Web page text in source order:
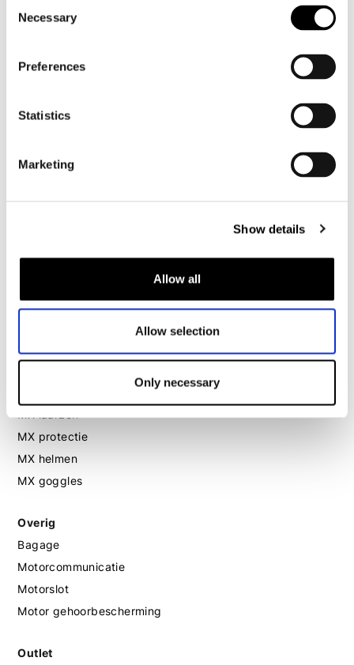
Selection
Necessary
Preferences
Statistics
Marketing
Show details
Allow all
Allow selection
Only necessary
Motorschoenen heren
Dames
Motorjeans dames
Motorhandschoenen dames
MX protectie
MX helmen
MX goggles
Overig
Bagage
Motorcommunicatie
Motorslot
Motor gehoorbescherming
Outlet